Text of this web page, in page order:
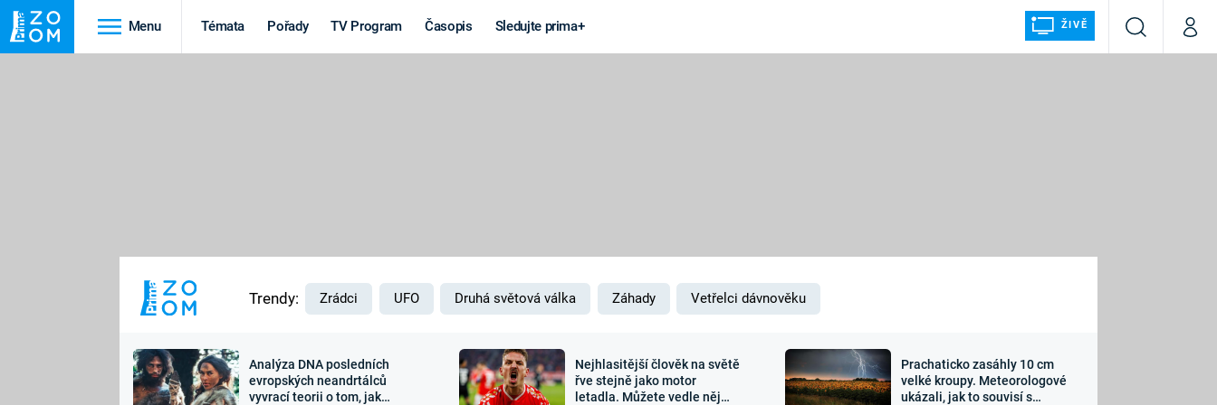
Menu Témata Pořady TV Program Časopis Sledujte prima+ ŽIVĚ
VyhledáváníMůj
MARS
Výročí
Záhady a
Zajímavosti Sledujte nás
Trendy: Zrádci UFO Druhá světová válka Záhady Vetřelci dávnověku
Analýza DNA posledních
evropských neandrtálců
vyvrací teorii o tom, jak
Nejhlasitější člověk na světě
řve stejně jako motor
letadla. Můžete vedle něj
Prachaticko zasáhly 10 cm
velké kroupy. Meteorologové
ukázali, jak to souvisí s